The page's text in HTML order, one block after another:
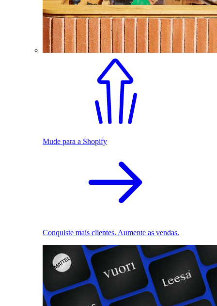
Mude para a Shopify
Conquiste mais clientes. Aumente as vendas.